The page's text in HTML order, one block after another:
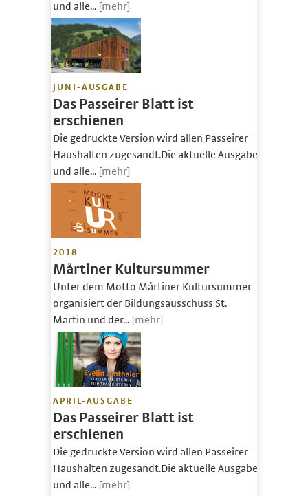
und alle... [mehr]
JUNI-AUSGABE
Das Passeirer Blatt ist
erschienen
Die gedruckte Version wird allen Passeirer
Haushalten zugesandt.Die aktuelle Ausgabe
und alle... [mehr]
2018
Mårtiner Kultursummer
Unter dem Motto Mårtiner Kultursummer
organisiert der Bildungsausschuss St.
Martin und der... [mehr]
APRIL-AUSGABE
Das Passeirer Blatt ist
erschienen
Die gedruckte Version wird allen Passeirer
Haushalten zugesandt.Die aktuelle Ausgabe
und alle... [mehr]